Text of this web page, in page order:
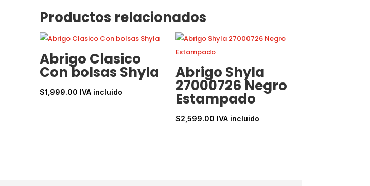
Productos relacionados
Abrigo Clasico
Con bolsas Shyla
$1,999.00 IVA incluido
Abrigo Shyla
27000726 Negro
Estampado
$2,599.00 IVA incluido